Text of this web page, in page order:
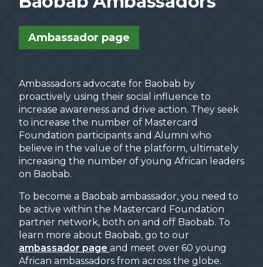
Cours de Mentorat
Formulaire d'Intérêt Mentoré
Ambassador page
Ambassadors advocate for Baobab by
proactively using their social influence to
increase awareness and drive action. They seek
to increase the number of Mastercard
Foundation participants and Alumni who
believe in the value of the platform, ultimately
increasing the number of young African leaders
on Baobab.
To become a Baobab ambassador, you need to
be active within the Mastercard Foundation
partner network, both on and off Baobab. To
learn more about Baobab, go to our
ambassador page and meet over 60 young
African ambassadors from across the globe.